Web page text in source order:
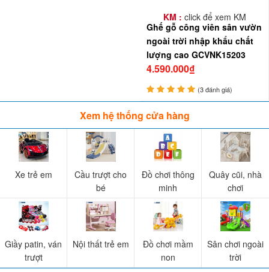
KM : click để xem KM
Ghế gỗ công viên sân vườn
ngoài trời nhập khẩu chất
lượng cao GCVNK15203
4.590.000₫
(3 đánh giá)
Xem hệ thống cửa hàng
Xe trẻ em
Cầu trượt cho
bé
Đồ chơi thông
minh
Quây cũi, nhà
chơi
Giầy patin, ván
trượt
Nội thất trẻ em
Đồ chơi mầm
non
Sân chơi ngoài
trời